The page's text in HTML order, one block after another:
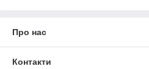
Про нас
Контакти